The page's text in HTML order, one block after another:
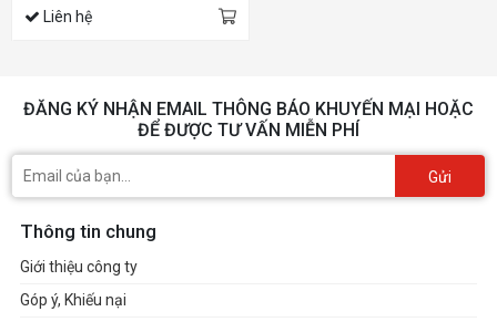
Liên hệ
ĐĂNG KÝ NHẬN EMAIL THÔNG BÁO KHUYẾN MẠI HOẶC
ĐỂ ĐƯỢC TƯ VẤN MIỄN PHÍ
Gửi
Thông tin chung
Giới thiệu công ty
Góp ý, Khiếu nại